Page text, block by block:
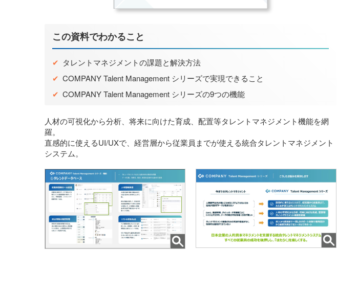
この資料でわかること
✔ タレントマネジメントの課題と解決方法
✔ COMPANY Talent Management シリーズで実現できること
✔ COMPANY Talent Management シリーズの9つの機能
人材の可視化から分析、将来に向けた育成、配置等タレントマネジメント機能を網
羅。
直感的に使えるUI/UXで、経営層から従業員までが使える統合タレントマネジメント
システム。